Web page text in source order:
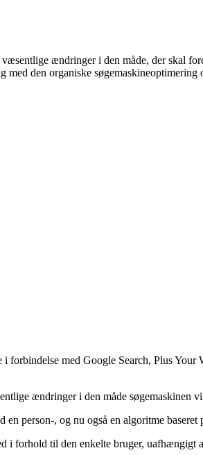
ændringer i den måde, der skal
den organiske søgemaskineoptimering
forbindelse med Google Search, Plus
ændringer i den måde søgemaskinen
person-, og nu også en algoritme baseret
forhold til den enkelte bruger, uafhængigt